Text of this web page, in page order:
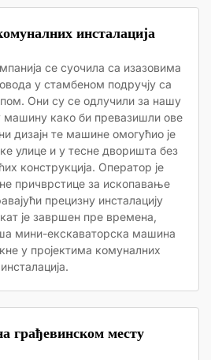
инсталација
се суочила са изазовима
у стамбеном подручју са
Они су се одлучили за нашу
машину како би превазишли ове
дизајн те машине омогућио је
улице и у тесне дворишта без
конструкција. Оператор је
причврстице за ископавање
прецизну инсталацију
је завршен пре времена,
мини-екскаваторска машина
у пројектима комуналних
инсталација.
грађевинском месту